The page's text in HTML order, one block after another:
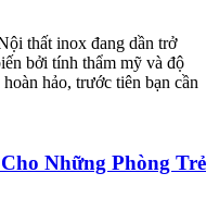
thất inox đang dần trở
bởi tính thẩm mỹ và độ
hảo, trước tiên bạn cần
Những Phòng Trẻ